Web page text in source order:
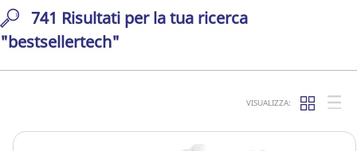
741 Risultati per la tua ricerca
"bestsellertech"
VISUALIZZA: